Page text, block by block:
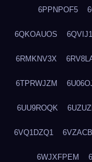
6PPNPOF5
6QKOAUOS
6RMKNV3X
6TPRWJZM
6UU9ROQK
6VQ1DZQ1
6WJXFPEM